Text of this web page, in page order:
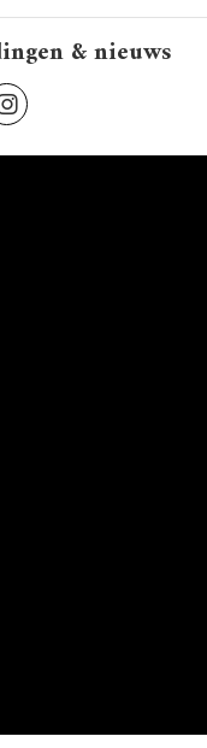
& nieuws